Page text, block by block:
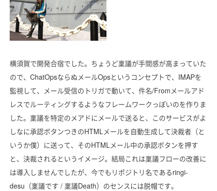
横須賀で開発合宿でした。ちょうど稟議が手間感が高まっていた
ので、ChatOpsならぬメールOpsというコンセプトで、IMAPを
監視して、メール受信のトリガで動いて、件名/Fromメールアド
レスでルーティングするようなフレームワークっぽいのを作りま
した。稟議を特定のメアドにメールで送ると、このサービスがよ
しなに承認ボタンつきのHTMLメールを自動生成して決裁者（と
いうか僕）に送って、そのHTMLメール中の承認ボタンを押す
と、決裁されるというイメージ。結局これは稟議フローの改善に
は導入しませんでしたが、今でもリポジトリ名であるringi-
desu（稟議です / 稟議Death）のセンスには脱帽です。